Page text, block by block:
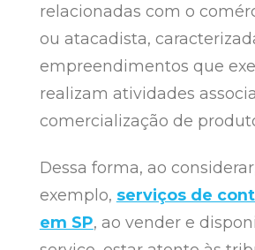
relacionadas com o
ou atacadista,
empreendimentos que
realizam atividades
comercialização de
Dessa forma, ao
exemplo, serviços de
em SP, ao vender e